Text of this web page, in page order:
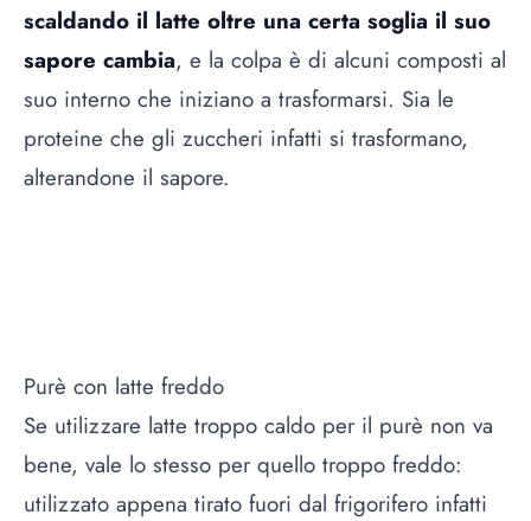
scaldando il latte oltre una certa soglia il suo
sapore cambia, e la colpa è di alcuni composti al
suo interno che iniziano a trasformarsi. Sia le
proteine che gli zuccheri infatti si trasformano,
alterandone il sapore.
Purè con latte freddo
Se utilizzare latte troppo caldo per il purè non va
bene, vale lo stesso per quello troppo freddo:
utilizzato appena tirato fuori dal frigorifero infatti